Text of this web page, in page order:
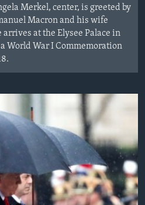
Merkel, center, is greeted by
Macron and his wife
at the Elysee Palace in
World War I Commemoration